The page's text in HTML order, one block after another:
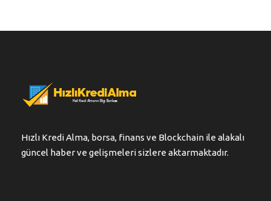
Hızlı Kredi Alma, borsa, finans ve Blockchain ile alakalı
güncel haber ve gelişmeleri sizlere aktarmaktadır.